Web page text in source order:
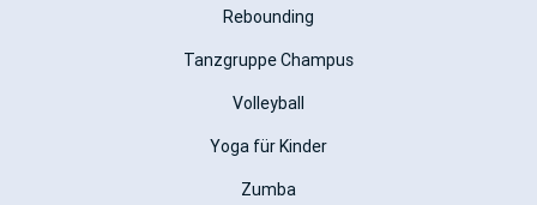
Rebounding
Tanzgruppe Champus
Volleyball
Yoga für Kinder
Zumba